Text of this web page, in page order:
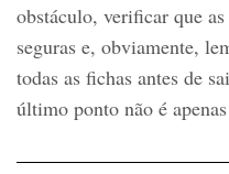
obstáculo, verificar que
seguras e, obviamente,
todas as fichas antes de
último ponto não é